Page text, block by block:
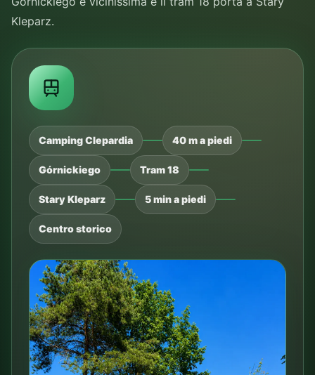
Kleparz.
Camping Clepardia 40 m a piedi
Górnickiego Tram 18
Stary Kleparz 5 min a piedi
Centro storico